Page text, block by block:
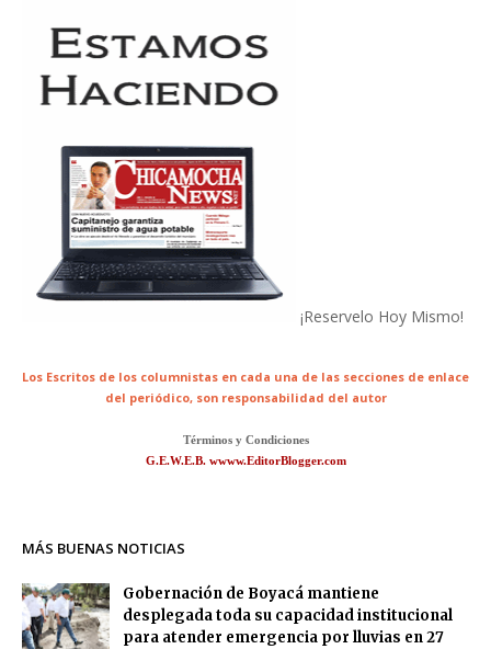
¡Reservelo Hoy Mismo!
Los Escritos de los columnistas en cada una de las secciones de enlace
del periódico, son responsabilidad del autor
Términos y Condiciones
G.E.W.E.B. wwww.EditorBlogger.com
MÁS BUENAS NOTICIAS
Gobernación de Boyacá mantiene
desplegada toda su capacidad institucional
para atender emergencia por lluvias en 27